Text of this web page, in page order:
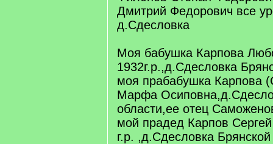
Дмитрий Федорович все
д.Сдесловка
Моя бабушка Карпова
1932г.р.,д.Сдесловка
моя прабабушка Карпова
Марфа
области,ее отец
мой прадед Карпов
г.р. ,д.Сдесловка